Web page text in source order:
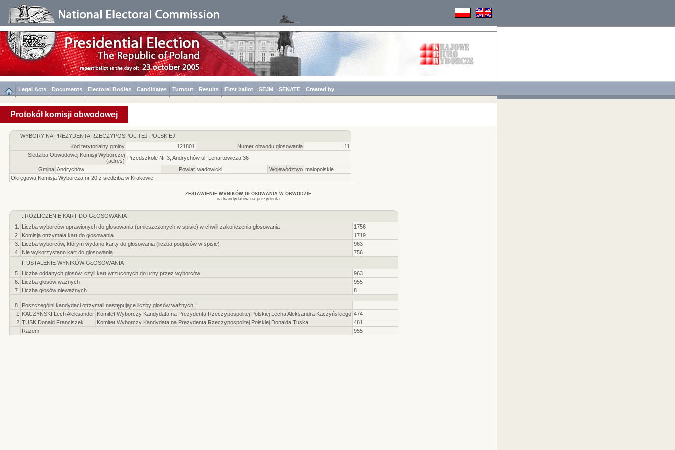
Legal Acts Documents Electoral Bodies Candidates Turnout Results First ballot SEJM SENATE Created by
Protokół komisji obwodowej
WYBORY NA PREZYDENTA RZECZYPOSPOLITEJ POLSKIEJ
Kod terytorialny gminy
121801 Numer obwodu głosowania
11
Siedziba Obwodowej Komisji Wyborczej
(adres) Przedszkole Nr 3, Andrychów ul. Lenartowicza 36
Gmina Andrychów Powiat wadowicki Województwo małopolskie
Okręgowa Komisja Wyborcza nr 20 z siedzibą w Krakowie
ZESTAWIENIE WYNIKÓW GŁOSOWANIA W OBWODZIE
na kandydatów na prezydenta
I. ROZLICZENIE KART DO GŁOSOWANIA
1.
Liczba wyborców uprawionych do głosowania (umieszczonych w spisie) w chwili zakończenia głosowania
1756
2.
Komisja otrzymała kart do głosowania
1719
3.
Liczba wyborców, którym wydano karty do głosowania (liczba podpisów w spisie)
963
4.
Nie wykorzystano kart do głosowania
756
II. USTALENIE WYNIKÓW GŁOSOWANIA
5.
Liczba oddanych głosów, czyli kart wrzuconych do urny przez wyborców
963
6.
Liczba głosów ważnych
955
7.
Liczba głosów nieważnych 8
8.
Poszczególni kandydaci otrzymali następujące liczby głosów ważnych:
1
KACZYŃSKI Lech Aleksander Komitet Wyborczy Kandydata na Prezydenta Rzeczypospolitej Polskiej Lecha Aleksandra Kaczyńskiego 474
2 TUSK Donald Franciszek Komitet Wyborczy Kandydata na Prezydenta Rzeczypospolitej Polskiej Donalda Tuska
481
Razem
955